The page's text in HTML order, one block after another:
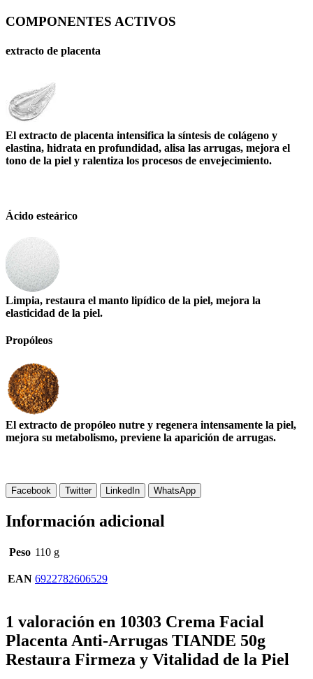
COMPONENTES ACTIVOS
extracto de placenta
El extracto de placenta intensifica la síntesis de colágeno y
elastina, hidrata en profundidad, alisa las arrugas, mejora el
tono de la piel y ralentiza los procesos de envejecimiento.
Ácido esteárico
Limpia, restaura el manto lipídico de la piel, mejora la
elasticidad de la piel.
Propóleos
El extracto de propóleo nutre y regenera intensamente la piel,
mejora su metabolismo, previene la aparición de arrugas.
Facebook Twitter LinkedIn WhatsApp
Información adicional
Peso 110 g
EAN 6922782606529
1 valoración en 10303 Crema Facial
Placenta Anti-Arrugas TIANDE 50g
Restaura Firmeza y Vitalidad de la Piel